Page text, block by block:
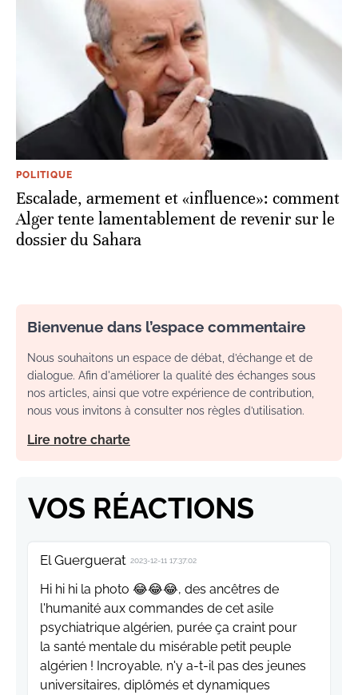
POLITIQUE
Escalade, armement et «influence»: comment
Alger tente lamentablement de revenir sur le
dossier du Sahara
Bienvenue dans l’espace commentaire
Nous souhaitons un espace de débat, d’échange et de
dialogue. Afin d'améliorer la qualité des échanges sous
nos articles, ainsi que votre expérience de contribution,
nous vous invitons à consulter nos règles d’utilisation.
Lire notre charte
VOS RÉACTIONS
El Guerguerat 2023-12-11 17:37:02
Hi hi hi la photo 😂😂😂, des ancêtres de
l'humanité aux commandes de cet asile
psychiatrique algérien, purée ça craint pour
la santé mentale du misérable petit peuple
algérien ! Incroyable, n'y a-t-il pas des jeunes
universitaires, diplômés et dynamiques